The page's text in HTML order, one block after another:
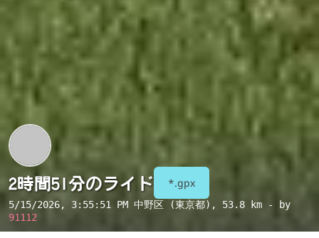
2時間51分のライド *.gpx
5/15/2026, 3:55:51 PM 中野区 (東京都) , 53.8 km - by
91112